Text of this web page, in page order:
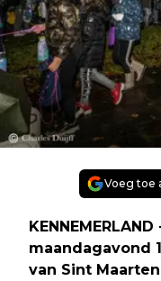
Voeg toe
maandagavond
van Sint